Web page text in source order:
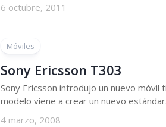
6 octubre, 2011
Móviles
Sony Ericsson T303
Sony Ericsson introdujo un nuevo
modelo viene a crear un nuevo
4 marzo, 2008